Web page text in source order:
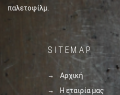
παλετοφίλμ.
SITEMAP
Αρχική
Η εταιρία μας